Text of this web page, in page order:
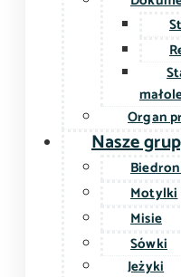
Organ
Nasze
Motylki
Misie
Sówki
Jeżyki